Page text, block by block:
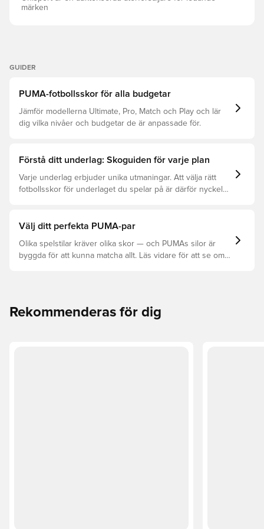
märken
GUIDER
PUMA-fotbollsskor för alla budgetar
Jämför modellerna Ultimate, Pro, Match och Play och lär
dig vilka nivåer och budgetar de är anpassade för.
Förstå ditt underlag: Skoguiden för varje plan
Varje underlag erbjuder unika utmaningar. Att välja rätt
fotbollsskor för underlaget du spelar på är därför nyckeln
de olika underlagen.
Välj ditt perfekta PUMA-par
Olika spelstilar kräver olika skor — och PUMAs silor är
byggda för att kunna matcha allt. Läs vidare för att se om
Rekommenderas för dig